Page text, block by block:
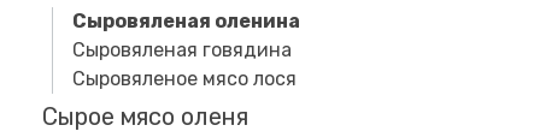
Сыровяленая оленина
Сыровяленая говядина
Сыровяленое мясо лося
Сырое мясо оленя